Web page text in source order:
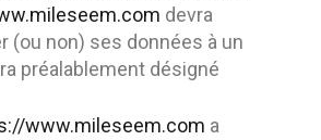
devra
(ou non) ses données à un
préalablement désigné
www.mileseem.com a